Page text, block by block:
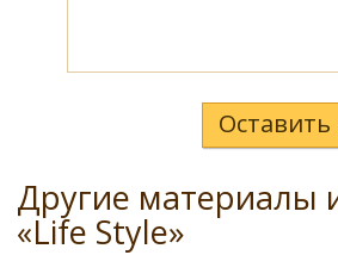
Другие материалы
«Life Style»